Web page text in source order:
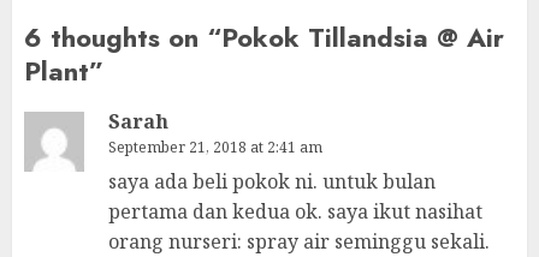
6 thoughts on “Pokok Tillandsia @ Air
Plant”
Sarah
September 21, 2018 at 2:41 am
saya ada beli pokok ni. untuk bulan
pertama dan kedua ok. saya ikut nasihat
orang nurseri: spray air seminggu sekali.